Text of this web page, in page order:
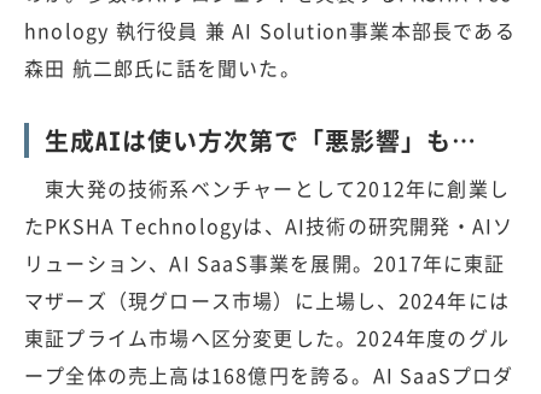
hnology 執行役員 兼 AI Solution事業本部長である
森田 航二郎氏に話を聞いた。
生成AIは使い方次第で「悪影響」も…
東大発の技術系ベンチャーとして2012年に創業し
たPKSHA Technologyは、AI技術の研究開発・AIソ
リューション、AI SaaS事業を展開。2017年に東証
マザーズ（現グロース市場）に上場し、2024年には
東証プライム市場へ区分変更した。2024年度のグル
ープ全体の売上高は168億円を誇る。AI SaaSプロダ